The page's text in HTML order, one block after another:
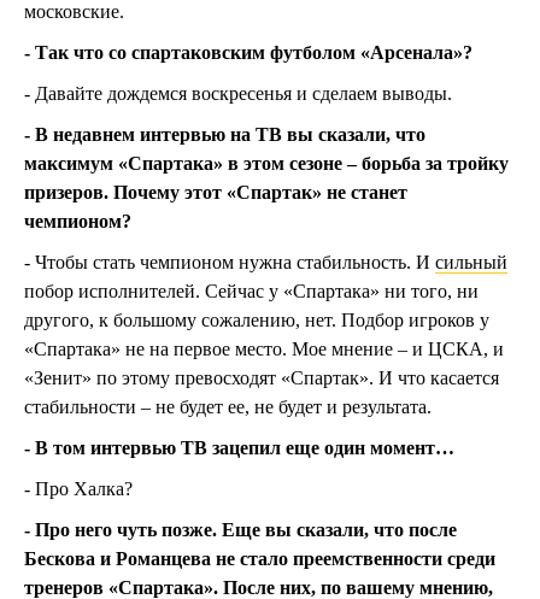
московские.
- Так что со спартаковским футболом «Арсенала»?
- Давайте дождемся воскресенья и сделаем выводы.
- В недавнем интервью на ТВ вы сказали, что
максимум «Спартака» в этом сезоне – борьба за тройку
призеров. Почему этот «Спартак» не станет
чемпионом?
- Чтобы стать чемпионом нужна стабильность. И сильный
побор исполнителей. Сейчас у «Спартака» ни того, ни
другого, к большому сожалению, нет. Подбор игроков у
«Спартака» не на первое место. Мое мнение – и ЦСКА, и
«Зенит» по этому превосходят «Спартак». И что касается
стабильности – не будет ее, не будет и результата.
- В том интервью ТВ зацепил еще один момент…
- Про Халка?
- Про него чуть позже. Еще вы сказали, что после
Бескова и Романцева не стало преемственности среди
тренеров «Спартака». После них, по вашему мнению,